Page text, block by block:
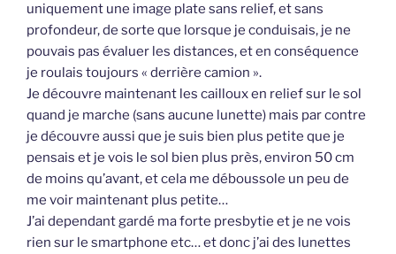
uniquement une image plate sans relief, et sans
profondeur, de sorte que lorsque je conduisais, je ne
pouvais pas évaluer les distances, et en conséquence
je roulais toujours « derrière camion ».
Je découvre maintenant les cailloux en relief sur le sol
quand je marche (sans aucune lunette) mais par contre
je découvre aussi que je suis bien plus petite que je
pensais et je vois le sol bien plus près, environ 50 cm
de moins qu’avant, et cela me déboussole un peu de
me voir maintenant plus petite…
J’ai dependant gardé ma forte presbytie et je ne vois
rien sur le smartphone etc… et donc j’ai des lunettes